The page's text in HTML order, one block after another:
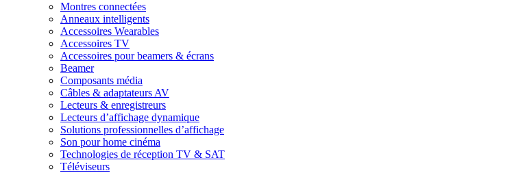
Montres connectées
Anneaux intelligents
Accessoires Wearables
Accessoires TV
Accessoires pour beamers & écrans
Beamer
Composants média
Câbles & adaptateurs AV
Lecteurs & enregistreurs
Lecteurs d’affichage dynamique
Solutions professionnelles d’affichage
Son pour home cinéma
Technologies de réception TV & SAT
Téléviseurs